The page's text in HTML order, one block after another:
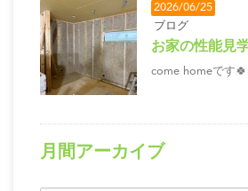
2026/06/25
ブログ
お家の性能見
come homeです
月間アーカイブ